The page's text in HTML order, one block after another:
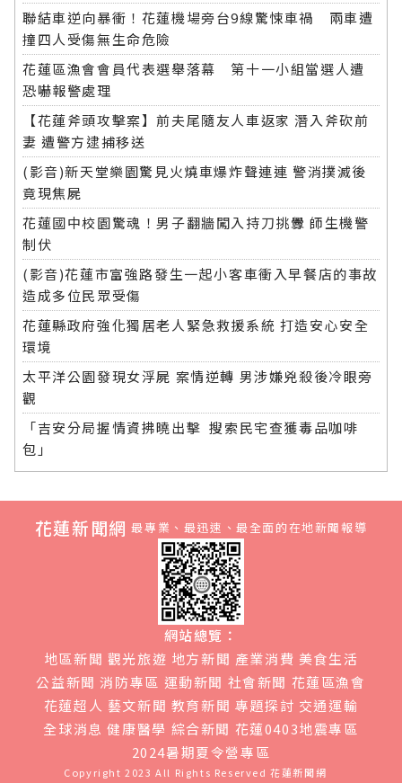
聯結車逆向暴衝！花蓮機場旁台9線驚悚車禍 兩車遭
撞四人受傷無生命危險
花蓮區漁會會員代表選舉落幕 第十一小組當選人遭
恐嚇報警處理
【花蓮斧頭攻擊案】前夫尾隨友人車返家 潛入斧砍前
妻 遭警方逮捕移送
(影音)新天堂樂園驚見火燒車爆炸聲連連 警消撲滅後
竟現焦屍
花蓮國中校園驚魂！男子翻牆闖入持刀挑釁 師生機警
制伏
(影音)花蓮市富強路發生一起小客車衝入早餐店的事故
造成多位民眾受傷
花蓮縣政府強化獨居老人緊急救援系統 打造安心安全
環境
太平洋公園發現女浮屍 案情逆轉 男涉嫌兇殺後冷眼旁
觀
「吉安分局握情資拂曉出擊 搜索民宅查獲毒品咖啡
包」
花蓮新聞網 最專業、最迅速、最全面的在地新聞報導
網站總覽：
地區新聞 觀光旅遊 地方新聞 產業消費 美食生活
公益新聞 消防專區 運動新聞 社會新聞 花蓮區漁會
花蓮超人 藝文新聞 教育新聞 專題探討 交通運輸
全球消息 健康醫學 綜合新聞 花蓮0403地震專區
2024暑期夏令營專區
Copyright 2023 All Rights Reserved花蓮新聞網